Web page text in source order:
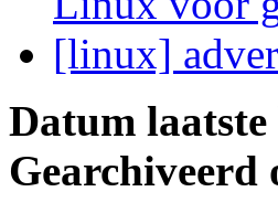
[linux]
Datum
Gearchiveerd